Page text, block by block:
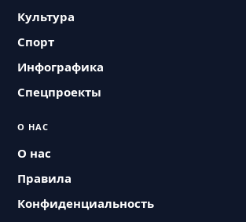
Культура
Спорт
Инфографика
Спецпроекты
О НАС
О нас
Правила
Конфиденциальность